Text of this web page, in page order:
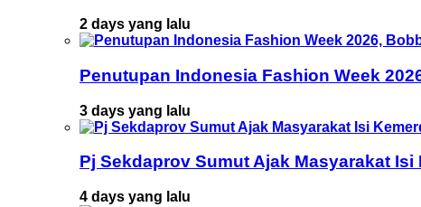
2 days yang lalu
Penutupan Indonesia Fashion Week
3 days yang lalu
Pj Sekdaprov Sumut Ajak Masyarakat
4 days yang lalu